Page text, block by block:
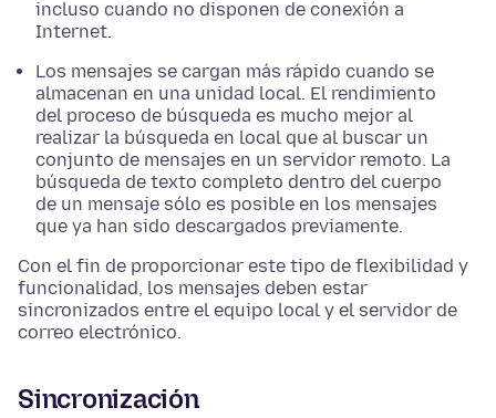
incluso cuando no disponen de conexión a
Internet.
Los mensajes se cargan más rápido cuando se
almacenan en una unidad local. El rendimiento
del proceso de búsqueda es mucho mejor al
realizar la búsqueda en local que al buscar un
conjunto de mensajes en un servidor remoto. La
búsqueda de texto completo dentro del cuerpo
de un mensaje sólo es posible en los mensajes
que ya han sido descargados previamente.
Con el fin de proporcionar este tipo de flexibilidad y
funcionalidad, los mensajes deben estar
sincronizados entre el equipo local y el servidor de
correo electrónico.
Sincronización